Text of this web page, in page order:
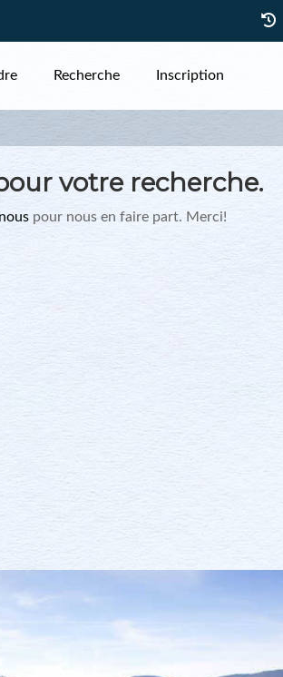
Recherche Inscription
votre recherche.
pour nous en faire part. Merci!